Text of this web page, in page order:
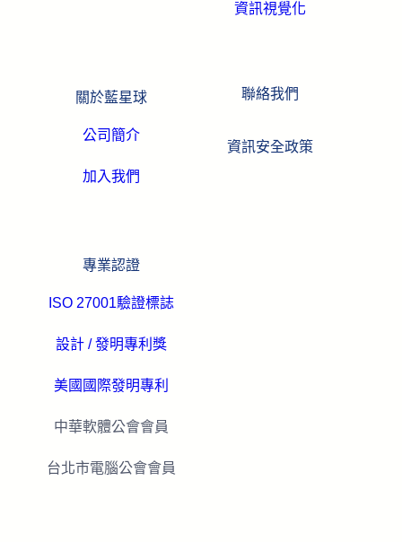
資訊視覺化
關於藍星球
公司簡介
加入我們
聯絡我們
資訊安全政策
專業認證
ISO 27001驗證標誌
設計 / 發明專利獎
美國國際發明專利
中華軟體公會會員
台北市電腦公會會員